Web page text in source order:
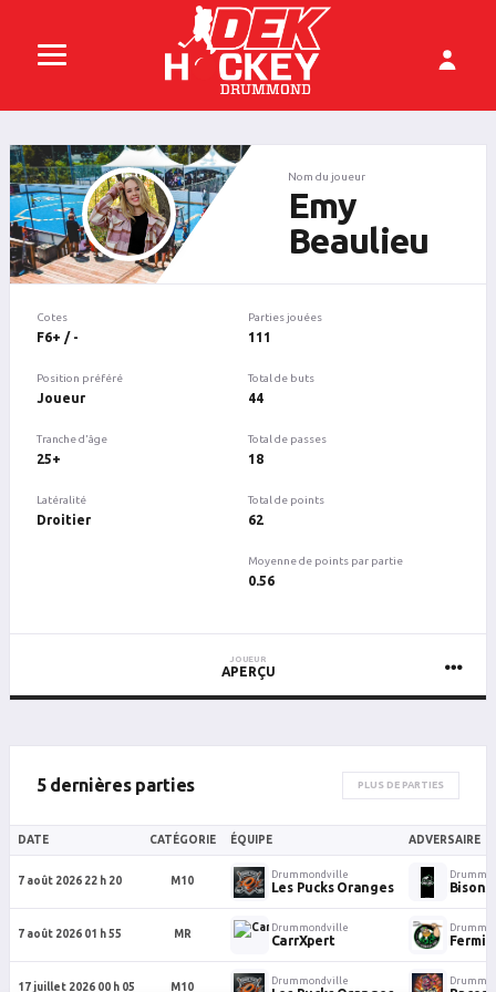
Nom du joueur
Emy
Beaulieu
Cotes
F6+ / -
Position préféré
Joueur
Tranche d'âge
25+
Latéralité
Droitier
Parties jouées
111
Total de buts
44
Total de passes
18
Total de points
62
Moyenne de points par partie
0.56
JOUEUR
APERÇU
5 dernières parties PLUS DE PARTIES
DATE CATÉGORIE ÉQUIPE ADVERSAIRE
7 août 2026 22 h 20 M10
Drummondville
Les Pucks Oranges Bisons
7 août 2026 01 h 55 MR
Drummondville
CarrXpert
17 juillet 2026 00 h 05 M10
Drummondville